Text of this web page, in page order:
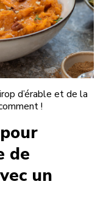
d’érable et de la
!
de
un